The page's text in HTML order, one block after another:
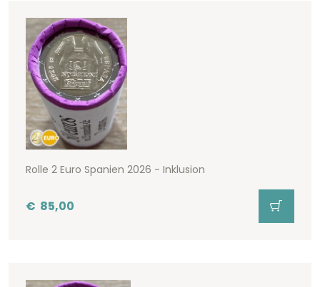
Rolle 2 Euro Spanien 2026 - Inklusion
€ 85,00